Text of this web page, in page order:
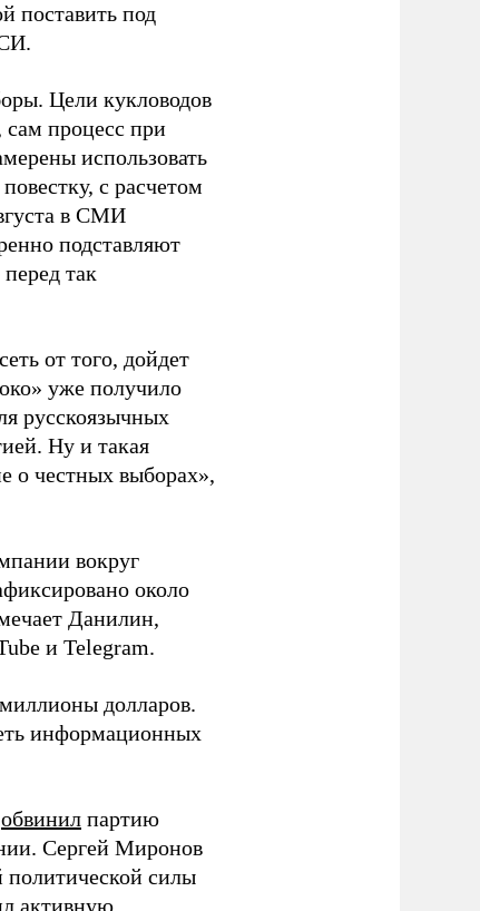
поставить под
Цели кукловодов
сам процесс при
использовать
с расчетом
в СМИ
подставляют
так
от того, дойдет
уже получило
русскоязычных
Ну и такая
о честных выборах»,
вокруг
около
Данилин,
и Telegram.
долларов.
информационных
обвинил партию
Сергей Миронов
политической силы
активную